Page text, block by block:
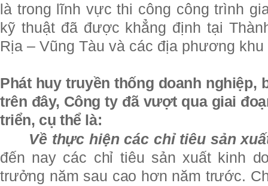
là trong lĩnh vực thi công công trình
kỹ thuật đã được khẳng định tại
Rịa – Vũng Tàu và các địa phương
Phát huy truyền thống doanh nghiệp,
trên đây, Công ty đã vượt qua giai
triển, cụ thể là:
Về thực hiện các chỉ tiêu sản
đến nay các chỉ tiêu sản xuất kinh
trưởng năm sau cao hơn năm trước.